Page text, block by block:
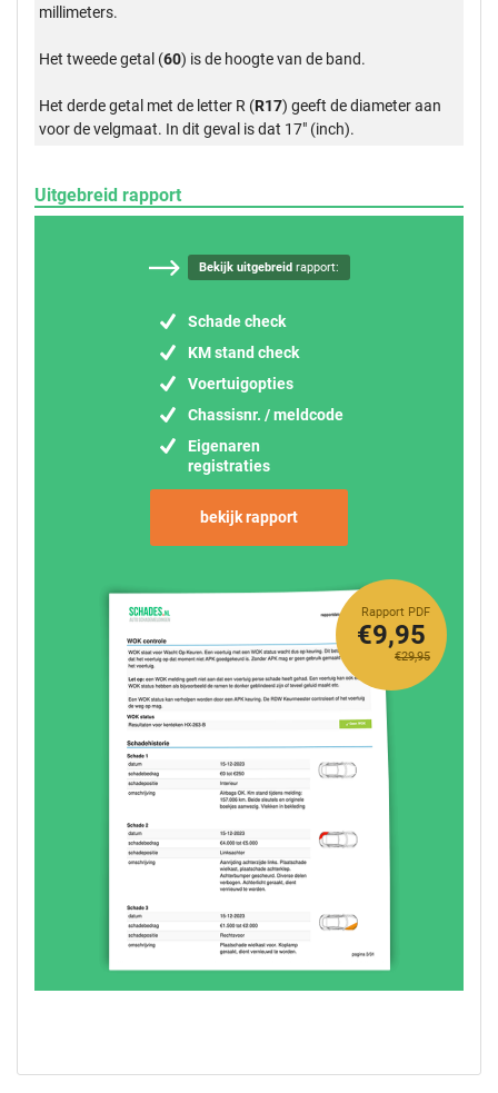
millimeters.
Het tweede getal (60) is de hoogte van de band.
Het derde getal met de letter R (R17) geeft de diameter aan
voor de velgmaat. In dit geval is dat 17" (inch).
Uitgebreid rapport
Bekijk uitgebreid rapport:
Schade check
KM stand check
Voertuigopties
Chassisnr. / meldcode
Eigenaren
registraties
bekijk rapport
Rapport PDF
€29,95
€9,95